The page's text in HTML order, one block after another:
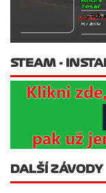
STEAM -
DALŠÍ ZÁVODY